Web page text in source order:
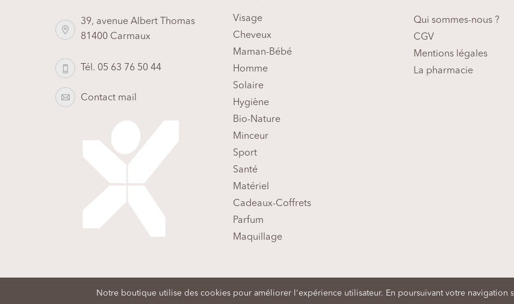
Notre boutique utilise des cookies pour améliorer l'expérience utilisateur. En poursuivant votre navigation
39, avenue Albert Thomas
81400 Carmaux
Tél. 05 63 76 50 44
Contact mail
Visage
Cheveux
Maman-Bébé
Homme
Solaire
Hygiène
Bio-Nature
Minceur
Sport
Santé
Matériel
Cadeaux-Coffrets
Parfum
Maquillage
Qui sommes-nous ?
CGV
Mentions légales
La pharmacie
Plan du site| Conception Suricate Web Consulting,Création de sites